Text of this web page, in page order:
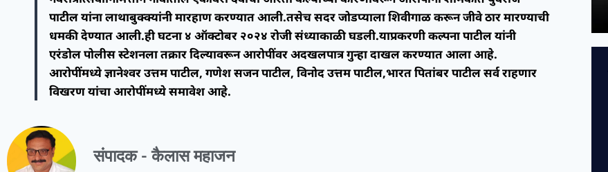
पाटील यांना लाथाबुक्क्यांनी मारहाण करण्यात आली.तसेच सदर जोडप्याला शिवीगाळ करून जीवे ठार मारण्याची
धमकी देण्यात आली.ही घटना ४ ऑक्टोबर २०२४ रोजी संध्याकाळी घडली.याप्रकरणी कल्पना पाटील यांनी
एरंडोल पोलीस स्टेशनला तक्रार दिल्यावरून आरोपींवर अदखलपात्र गुन्हा दाखल करण्यात आला आहे.
आरोपींमध्ये ज्ञानेश्वर उत्तम पाटील, गणेश सजन पाटील, विनोद उत्तम पाटील,भारत पितांबर पाटील सर्व राहणार
विखरण यांचा आरोपींमध्ये समावेश आहे.
संपादक - कैलास महाजन